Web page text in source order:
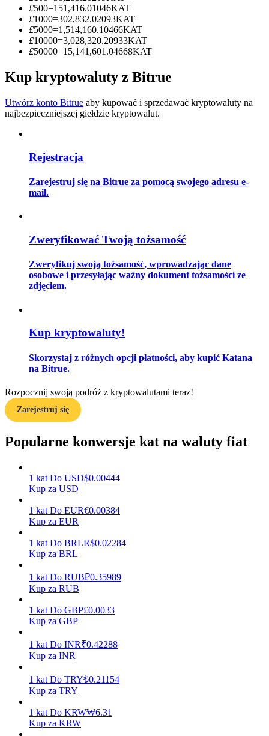
Informacja
Przewodnik
Przewodnik dla początkujących dotyczący kontraktów futures
Strategie handlowe
Dowiedz się, jak zachować rentowność
Zarabiać
Codziennie zdobywaj konkurencyjne nagrody
£500=151,416.01046KAT
£1000=302,832.02093KAT
£5000=1,514,160.10466KAT
£10000=3,028,320.20933KAT
£50000=15,141,601.04668KAT
Kup kryptowaluty z Bitrue
Utwórz konto Bitrue aby kupować i sprzedawać kryptowaluty na
najbezpieczniejszej giełdzie kryptowalut.
Rejestracja
Zarejestruj się na Bitrue za pomocą swojego adresu e-
mail.
Zweryfikować Twoją tożsamość
Zweryfikuj swoją tożsamość, wprowadzając dane
osobowe i przesyłając ważny dokument tożsamości ze
zdjęciem.
Kup kryptowaluty!
Skorzystaj z różnych opcji płatności, aby kupić Katana
na Bitrue.
Rozpocznij swoją podróż z kryptowalutami teraz!
Zarejestruj się
Popularne konwersje kat na waluty fiat
1 kat Do USD$0.00444
Kup za USD
1 kat Do EUR€0.00384
Kup za EUR
1 kat Do BRLR$0.02284
Kup za BRL
1 kat Do RUB₽0.35989
Kup za RUB
1 kat Do GBP£0.0033
Kup za GBP
1 kat Do INR₹0.42288
Kup za INR
1 kat Do TRY₺0.21154
Kup za TRY
1 kat Do KRW₩6.31
Kup za KRW